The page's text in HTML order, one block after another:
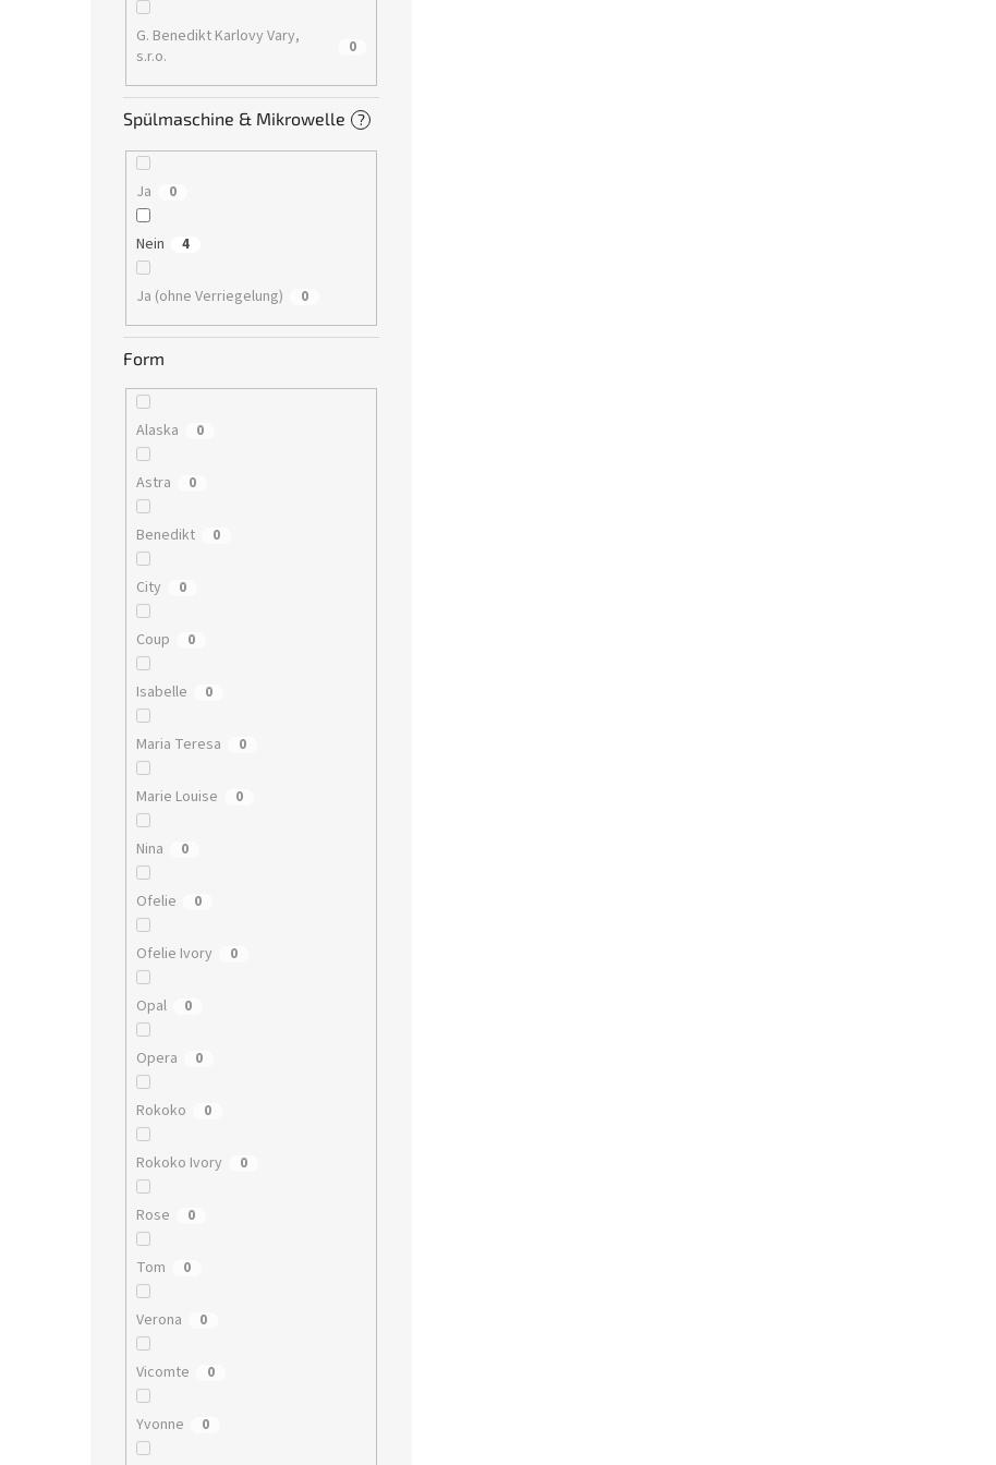
G. Benedikt Karlovy Vary,
s.r.o.
0
Spülmaschine & Mikrowelle ?
Ja 0
Nein 4
Ja (ohne Verriegelung) 0
Form
Alaska 0
Astra 0
Benedikt 0
City 0
Coup 0
Isabelle 0
Maria Teresa 0
Marie Louise 0
Nina 0
Ofelie 0
Ofelie Ivory 0
Opal 0
Opera 0
Rokoko 0
Rokoko Ivory 0
Rose 0
Tom 0
Verona 0
Vicomte 0
Yvonne 0